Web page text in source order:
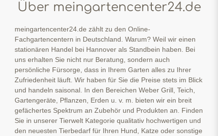
Über meingartencenter24.de
meingartencenter24.de zählt zu den Online-
Fachgartencentern in Deutschland. Warum? Weil wir einen
stationären Handel bei Hannover als Standbein haben. Bei
uns erhalten Sie nicht nur Beratung, sondern auch
persönliche Fürsorge, dass in Ihrem Garten alles zu Ihrer
Zufriedenheit läuft. Wir haben für Sie die Preise stets im Blick
und handeln saisonal. In den Bereichen Weber Grill, Teich,
Gartengeräte, Pflanzen, Erden u. v. m. bieten wir ein breit
gefächertes Spektrum an Zubehör und Produkten an. Finden
Sie in unserer Tierwelt Kategorie qualitativ hochwertigen und
den neuesten Tierbedarf für Ihren Hund, Katze oder sonstige